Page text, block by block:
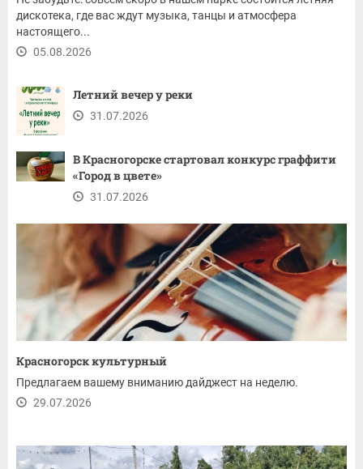
дискотека, где вас ждут музыка, танцы и атмосфера
настоящего...
05.08.2026
Летний вечер у реки
31.07.2026
В Красногорске стартовал конкурс граффити
«Город в цвете»
31.07.2026
Красногорск культурный
Предлагаем вашему вниманию дайджест на неделю.
29.07.2026